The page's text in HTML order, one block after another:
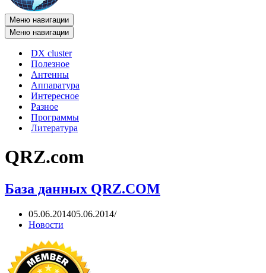
Меню навигации
Меню навигации
DX cluster
Полезное
Антенны
Аппаратура
Интересное
Разное
Программы
Литература
QRZ.com
База данных QRZ.COM
05.06.201405.06.2014
Новости